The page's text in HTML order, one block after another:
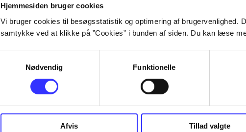
Hjemmesiden bruger cookies
Vi bruger cookies til besøgsstatistik og optimering af
samtykke ved at klikke på ”Cookies” i bunden af siden. Du kan læse
Nødvendig
Funktionelle
Afvis Tillad valgte
...
...